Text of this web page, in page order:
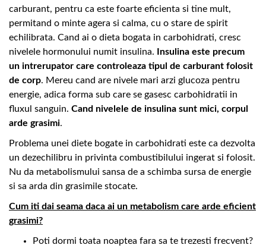
carburant, pentru ca este foarte eficienta si tine mult,
permitand o minte agera si calma, cu o stare de spirit
echilibrata. Cand ai o dieta bogata in carbohidrati, cresc
nivelele hormonului numit insulina.
Insulina este precum
un intrerupator care controleaza tipul de carburant folosit
de corp. Mereu cand are nivele mari arzi glucoza pentru
energie, adica forma sub care se gasesc carbohidratii in
fluxul sanguin. Cand nivelele de insulina sunt mici, corpul
arde grasimi.
Problema unei diete bogate in carbohidrati este ca dezvolta
un dezechilibru in privinta combustibilului ingerat si folosit.
Nu da metabolismului sansa de a schimba sursa de energie
si sa arda din grasimile stocate.
Cum iti dai seama daca ai un metabolism care arde eficient
grasimi?
Poti dormi toata noaptea fara sa te trezesti frecvent?